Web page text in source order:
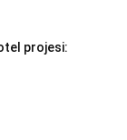
projesi: